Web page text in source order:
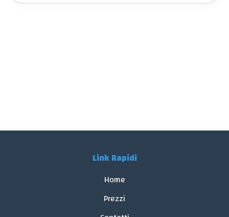
Link Rapidi
Home
Prezzi